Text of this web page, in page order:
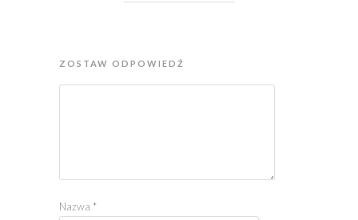
ZOSTAW ODPOWIEDŹ
Nazwa *